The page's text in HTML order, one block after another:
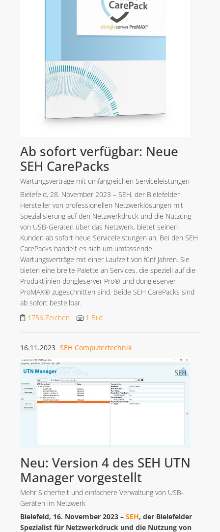
Ab sofort verfügbar: Neue
SEH CarePacks
Wartungsverträge mit umfangreichen Serviceleistungen
Bielefeld, 28. November 2023 – SEH, der Bielefelder
Hersteller von professionellen Netzwerklösungen mit
Spezialisierung auf den Netzwerkdruck und die Nutzung
von USB-Geräten über das Netzwerk, bietet seinen
Kunden ab sofort neue Serviceleistungen an. Bei den SEH
CarePacks handelt es sich um umfassende
Wartungsverträge mit einer Laufzeit von fünf Jahren. Sie
bieten eine breite Palette an Services, die speziell auf die
Produktlinien dongleserver Pro® und dongleserver
ProMAX® zugeschnitten sind. Beide SEH CarePacks sind
ab sofort bestellbar.
1756 Zeichen
1 Bild
16.11.2023 SEH Computertechnik
Neu: Version 4 des SEH UTN
Manager vorgestellt
Mehr Sicherheit und einfachere Verwaltung von USB-
Geräten im Netzwerk
Bielefeld, 16. November 2023 – SEH, der Bielefelder
Spezialist für Netzwerkdruck und die Nutzung von